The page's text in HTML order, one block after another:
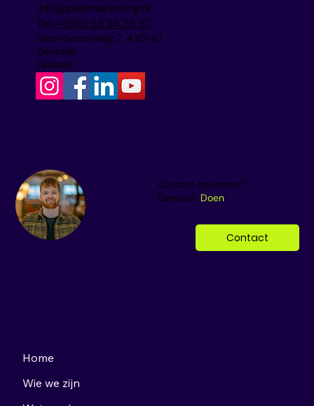
Contact opnemen?
Gewoon, Doen!
Contact
Home
Wie we zijn
info@piekmarketing.nl
Tel: +31(6) 53 24 75 57
Steenovenseweg 2, 4301 RJ
Zierikzee
Zeeland